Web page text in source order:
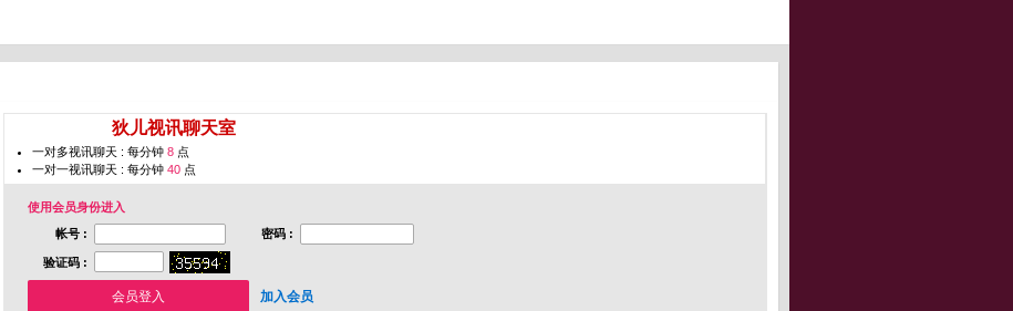
狄儿视讯聊天室
一对多视讯聊天 : 每分钟 8 点
一对一视讯聊天 : 每分钟 40 点
使用会员身份进入
帐号 :
密码 :
验证码 :
加入会员